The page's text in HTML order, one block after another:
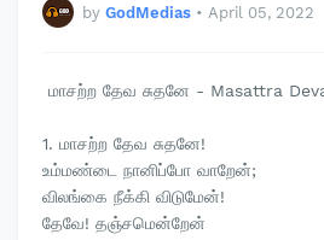
by GodMedias • April 05, 2022
மாசற்ற தேவ சுதனே - Masattra
1. மாசற்ற தேவ சுதனே!
உம்மண்டை நானிப்போ வாறேன்;
விலங்கை நீக்கி விடுமேன்!
தேவே! தஞ்சமென்றேன்